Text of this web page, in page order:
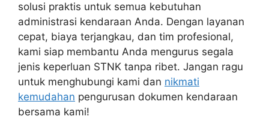
solusi praktis untuk semua kebutuhan
administrasi kendaraan Anda. Dengan layanan
cepat, biaya terjangkau, dan tim profesional,
kami siap membantu Anda mengurus segala
jenis keperluan STNK tanpa ribet. Jangan ragu
untuk menghubungi kami dan nikmati
kemudahan pengurusan dokumen kendaraan
bersama kami!